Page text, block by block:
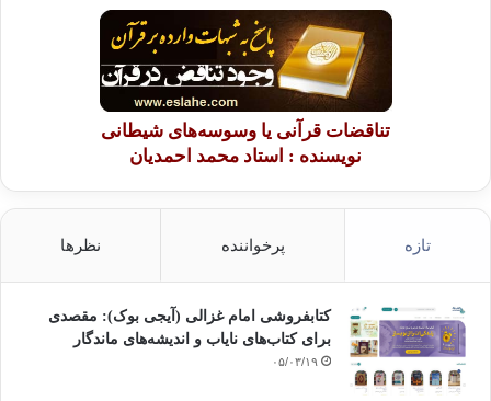
تناقضات قرآنی یا وسوسه‌های شیطانی
نویسنده : استاد محمد احمدیان
تازه پرخواننده نظرها
کتابفروشی امام غزالی (آیجی بوک): مقصدی
برای کتاب‌های نایاب و اندیشه‌های ماندگار
۰۵/۰۳/۱۹